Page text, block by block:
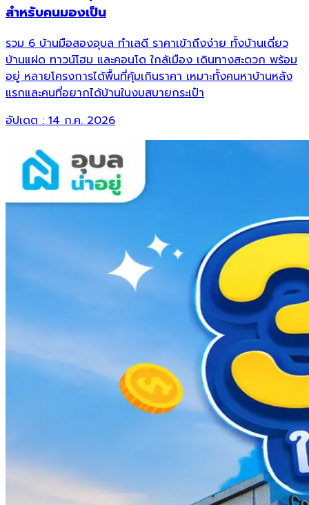
สำหรับคนมองเป็น
รวม 6 บ้านมือสองอุบล ทำเลดี ราคาเข้าถึงง่าย ทั้งบ้านเดี่ยว
บ้านแฝด ทาวน์โฮม และคอนโด ใกล้เมือง เดินทางสะดวก พร้อม
อยู่ หลายโครงการได้พื้นที่คุ้มเกินราคา เหมาะทั้งคนหาบ้านหลัง
แรกและคนที่อยากได้บ้านในงบสบายกระเป๋า
อัปเดต : 14 ก.ค. 2026